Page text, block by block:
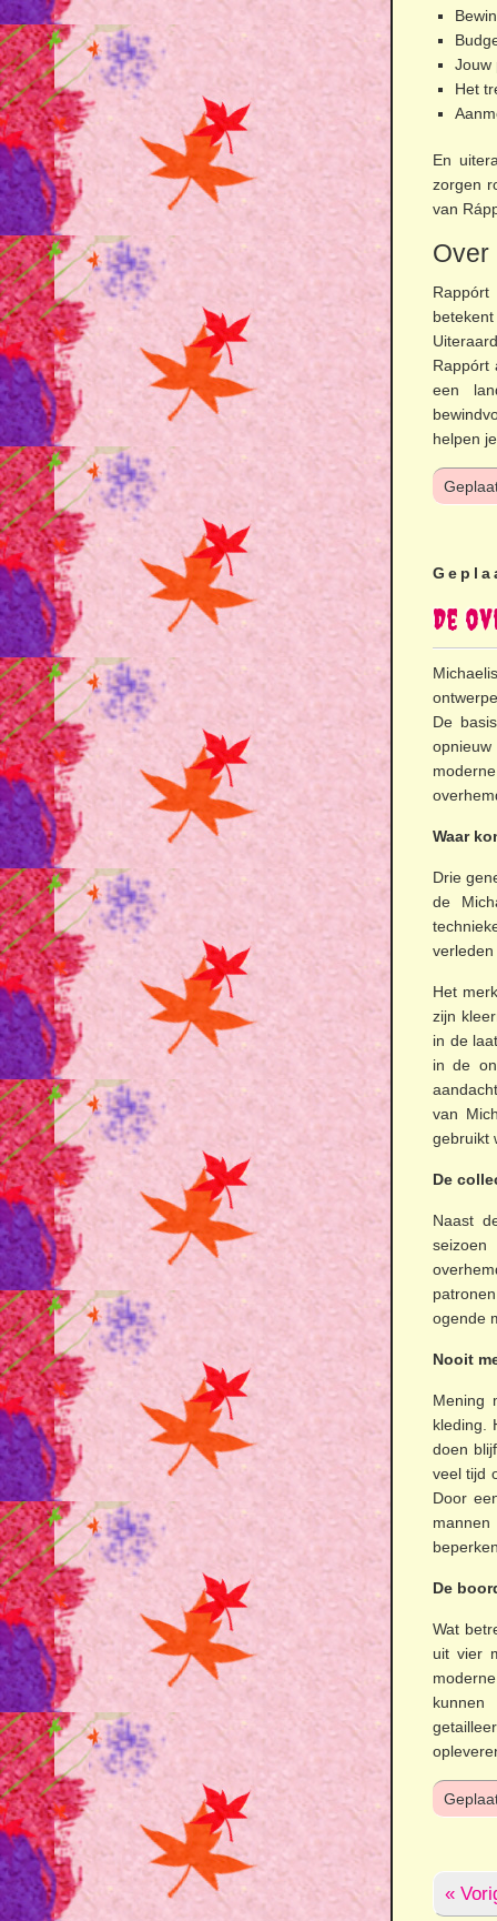
Jouw
Het
En
zorgen
van
Over
Rappórt
een
helpen
De
De
Waar
Drie
de
Het
zijn
in de
in de
van
gebruikt
De
Naast
seizoen
ogende
Nooit
Mening
kleding.
doen
veel tijd
Door
De
Wat
uit vier
kunnen
«